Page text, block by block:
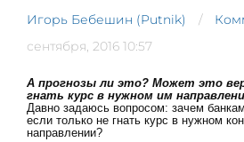
Игорь Бебешин (Putnik)
сентября, 2016 10:57
А прогнозы ли это? Может это
гнать курс в нужном им
Давно задаюсь вопросом: зачем
если только не гнать курс в нужном
направлении?